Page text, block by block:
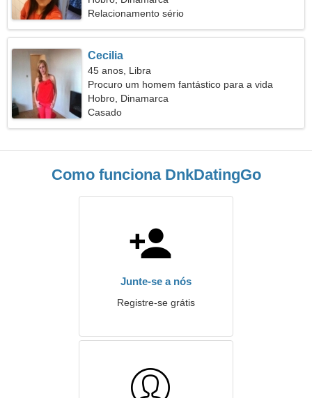
Relacionamento sério
Cecilia
45 anos, Libra
Procuro um homem fantástico para a vida
Hobro, Dinamarca
Casado
Como funciona DnkDatingGo
Junte-se a nós
Registre-se grátis